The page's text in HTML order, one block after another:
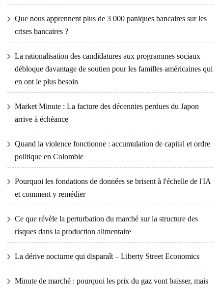
Que nous apprennent plus de 3 000 paniques bancaires sur les
crises bancaires ?
La rationalisation des candidatures aux programmes sociaux
débloque davantage de soutien pour les familles américaines qui
en ont le plus besoin
Market Minute : La facture des décennies perdues du Japon
arrive à échéance
Quand la violence fonctionne : accumulation de capital et ordre
politique en Colombie
Pourquoi les fondations de données se brisent à l'échelle de l'IA
et comment y remédier
Ce que révèle la perturbation du marché sur la structure des
risques dans la production alimentaire
La dérive nocturne qui disparaît – Liberty Street Economics
Minute de marché : pourquoi les prix du gaz vont baisser, mais